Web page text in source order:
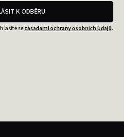
K ODBĚRU
sezásadami ochrany osobních údajů.